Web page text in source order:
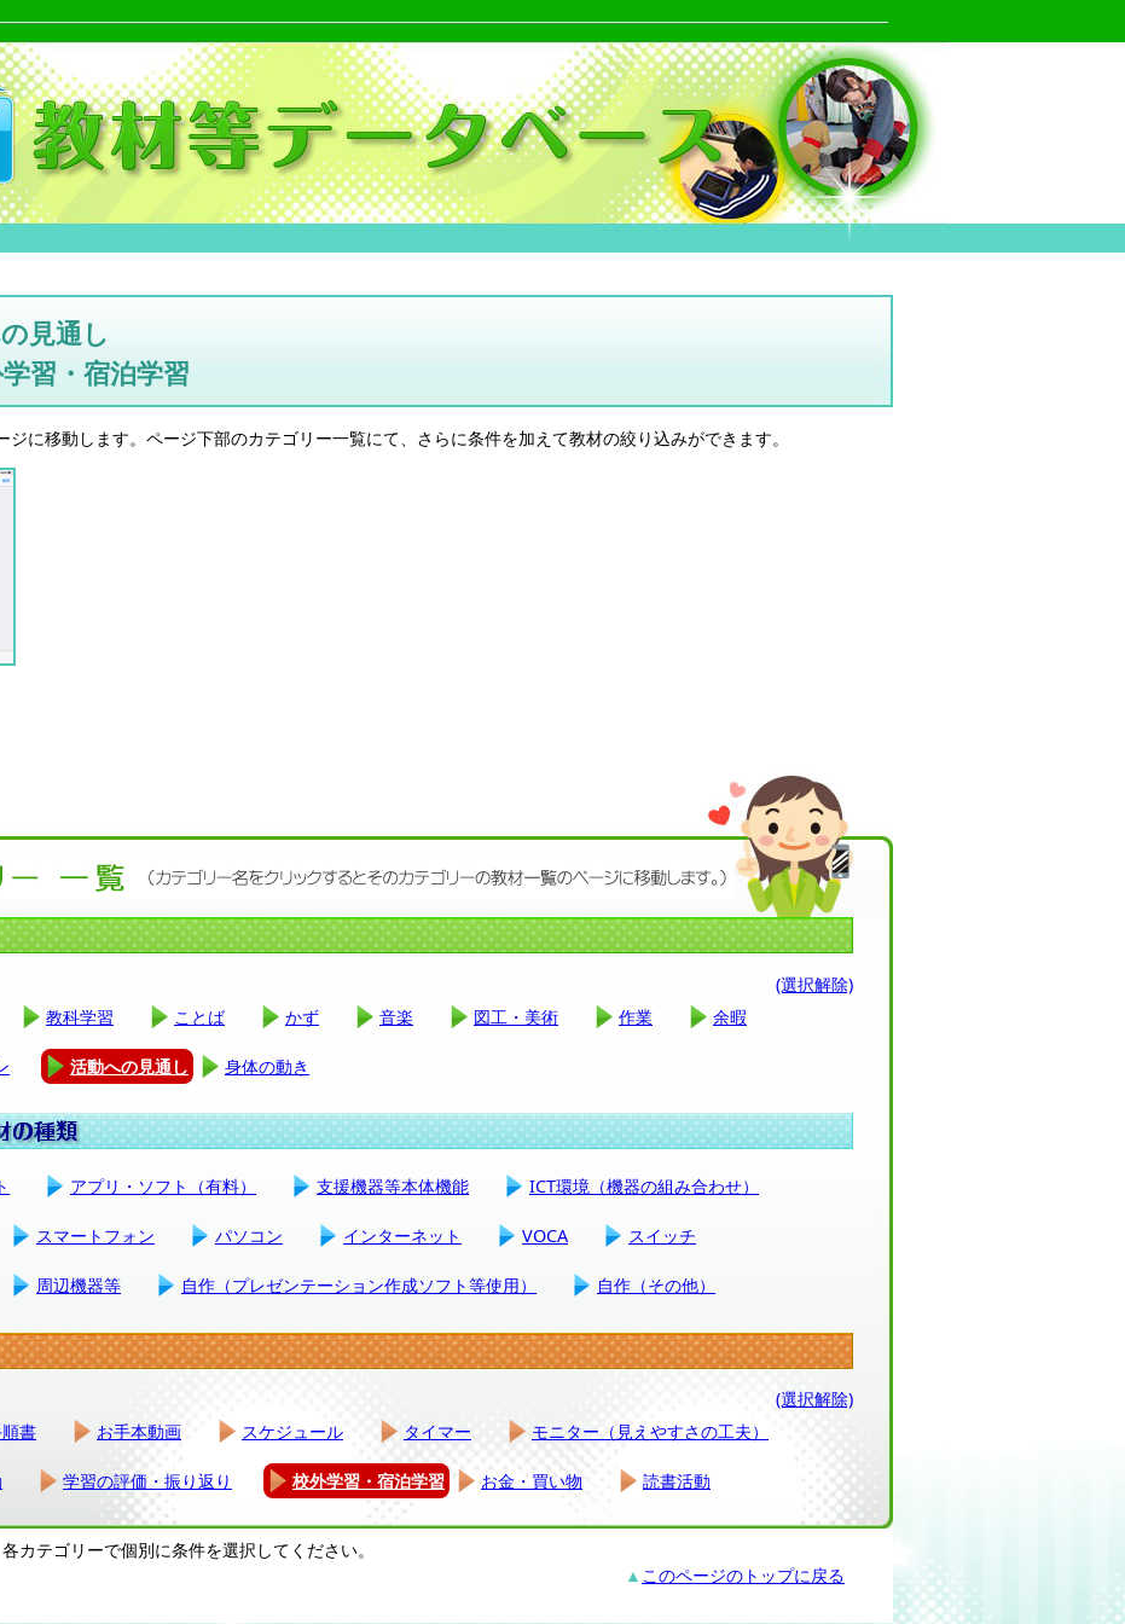
見通し
習・宿泊学習
に移動します。ページ下部のカテゴリー一覧にて、さらに条件を加えて教材の絞り込みができます。
(選択解除)
教科学習 ことば かず 音楽 図工・美術 作業 余暇
活動への見通し 身体の動き
アプリ・ソフト（有料） 支援機器等本体機能 ICT環境（機器の組み合わせ）
スマートフォン パソコン インターネット VOCA スイッチ
周辺機器等 自作（プレゼンテーション作成ソフト等使用） 自作（その他）
(選択解除)
書 お手本動画 スケジュール タイマー モニター（見えやすさの工夫）
学習の評価・振り返り 校外学習・宿泊学習 お金・買い物 読書活動
カテゴリーで個別に条件を選択してください。
▲ このページのトップに戻る